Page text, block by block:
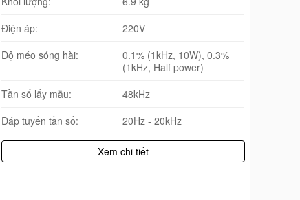
Điện áp:
220V
Độ méo sóng hài:
0.1% (1kHz, 10W), 0.3%
(1kHz, Half power)
Tần số lấy mẫu:
48kHz
Đáp tuyến tần số:
20Hz - 20kHz
Xem chi tiết